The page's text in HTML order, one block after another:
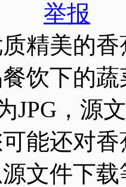
举报
精美的
饮下的
JPG，源
能还对
文件下